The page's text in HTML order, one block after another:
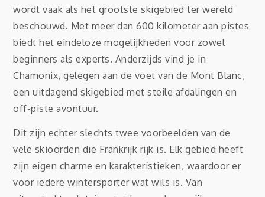
wordt vaak als het grootste skigebied ter wereld
beschouwd. Met meer dan 600 kilometer aan pistes
biedt het eindeloze mogelijkheden voor zowel
beginners als experts. Anderzijds vind je in
Chamonix, gelegen aan de voet van de Mont Blanc,
een uitdagend skigebied met steile afdalingen en
off-piste avontuur.
Dit zijn echter slechts twee voorbeelden van de
vele skioorden die Frankrijk rijk is. Elk gebied heeft
zijn eigen charme en karakteristieken, waardoor er
voor iedere wintersporter wat wils is. Van